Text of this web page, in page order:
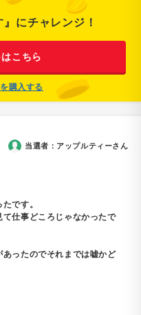
にチャレンジ！
こちら
購入する
当選者： アップルティーさん
です。
仕事どころじゃなかったで
ったのでそれまでは嘘かど